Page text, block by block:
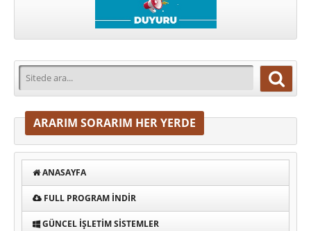
ARARIM SORARIM HER YERDE
ANASAYFA
FULL PROGRAM INDIR
GÜNCEL İŞLETIM SISTEMLER